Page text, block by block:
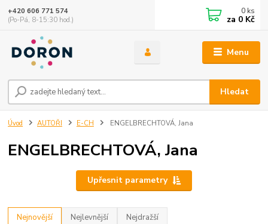
Menu
Hledat
+420 606 771 574
(Po-Pá, 8-15:30 hod.)
0 ks
za 0 Kč
Úvod AUTOŘI E-CH ENGELBRECHTOVÁ, Jana
ENGELBRECHTOVÁ, Jana
Upřesnit parametry
Nejnovější Nejlevnější Nejdražší